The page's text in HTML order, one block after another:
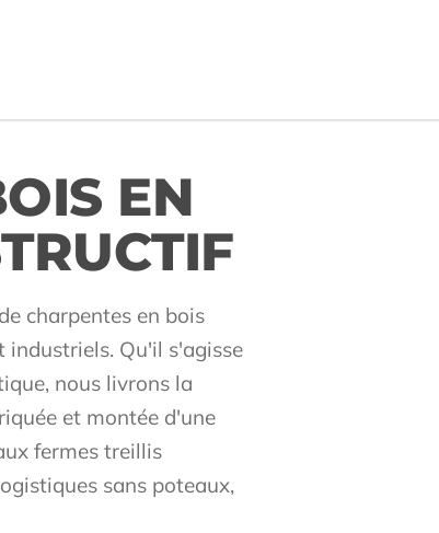
EN
charpentes en bois
Qu'il s'agisse
nous livrons la
et montée d'une
fermes treillis
sans poteaux,